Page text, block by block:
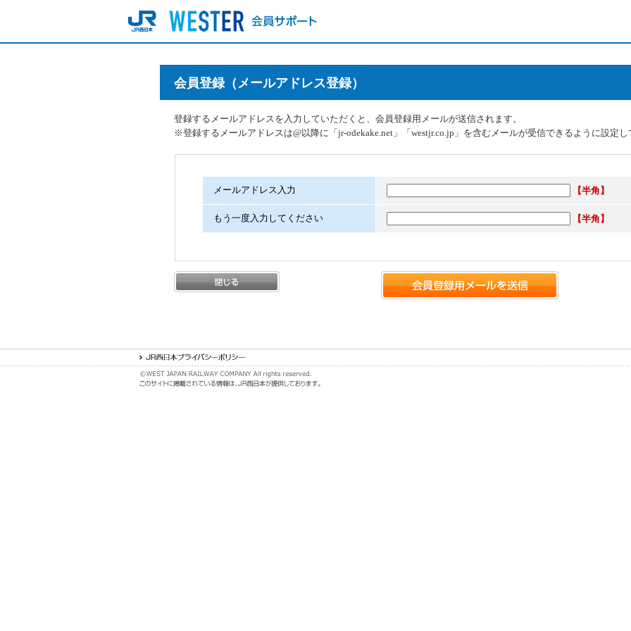
会員登録（メールアドレス登録）
登録するメールアドレスを入力していただくと、会員登録用メールが送信されます。
※登録するメールアドレスは@以降に「jr-odekake.net」「westjr.co.jp」を含むメールが受信できるように設定し
メールアドレス入力 【半角】
もう一度入力してください 【半角】